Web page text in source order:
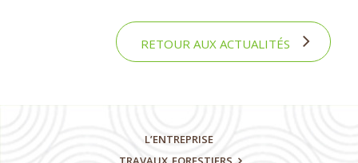
RETOUR AUX ACTUALITÉS
L’ENTREPRISE